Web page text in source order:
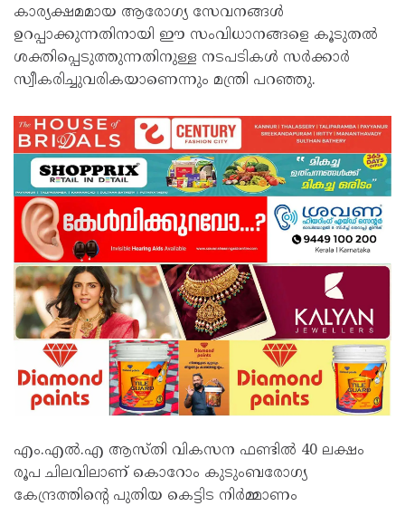
കാര്യക്ഷമമായ ആരോഗ്യ സേവനങ്ങൾ
ഉറപ്പാക്കുന്നതിനായി ഈ സംവിധാനങ്ങളെ കൂടുതൽ
ശക്തിപ്പെടുത്തുന്നതിനുള്ള നടപടികൾ സർക്കാർ
സ്വീകരിച്ചുവരികയാണെന്നും മന്ത്രി പറഞ്ഞു.
എം.എൽ.എ ആസ്തി വികസന ഫണ്ടിൽ 40 ലക്ഷം
രൂപ ചിലവിലാണ് കൊറോം കുടുംബരോഗ്യ
കേന്ദ്രത്തിന്റെ പുതിയ കെട്ടിട നിർമ്മാണം